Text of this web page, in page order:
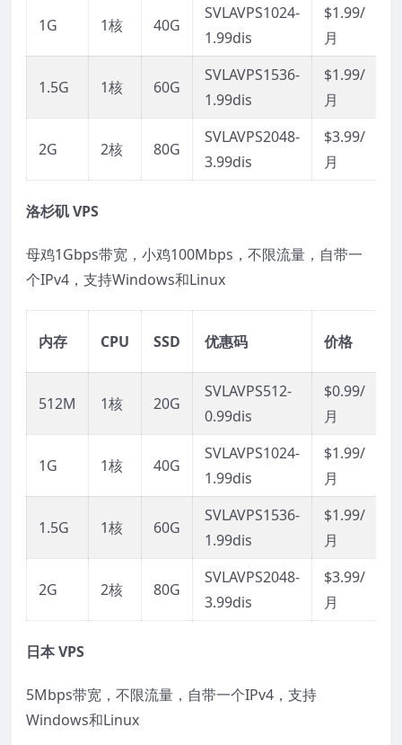
1G 1核 40G
SVLAVPS1024-
1.99dis
$1.99/
月
1.5G 1核 60G
SVLAVPS1536-
1.99dis
$1.99/
月
2G 2核 80G
SVLAVPS2048-
3.99dis
$3.99/
月
洛杉矶 VPS
母鸡1Gbps带宽，小鸡100Mbps，不限流量，自带一
个IPv4，支持Windows和Linux
内存 CPU SSD 优惠码 价格
512M 1核 20G
SVLAVPS512-
0.99dis
$0.99/
月
1G 1核 40G
SVLAVPS1024-
1.99dis
$1.99/
月
1.5G 1核 60G
SVLAVPS1536-
1.99dis
$1.99/
月
2G 2核 80G
SVLAVPS2048-
3.99dis
$3.99/
月
日本 VPS
5Mbps带宽，不限流量，自带一个IPv4，支持
Windows和Linux